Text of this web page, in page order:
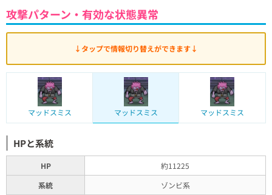
攻撃パターン・有効な状態異常
↓タップで情報切り替えができます↓
マッドスミス マッドスミス マッドスミス
HPと系統
HP
約11225
系統
ゾンビ系